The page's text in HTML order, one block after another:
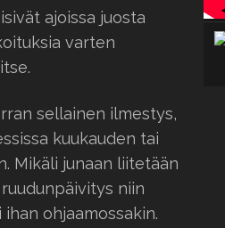
ajoissa juosta
varten
sellainen ilmestys,
kuukauden tai
Mikäli junaan liitetään
niin
ohjaamossakin.